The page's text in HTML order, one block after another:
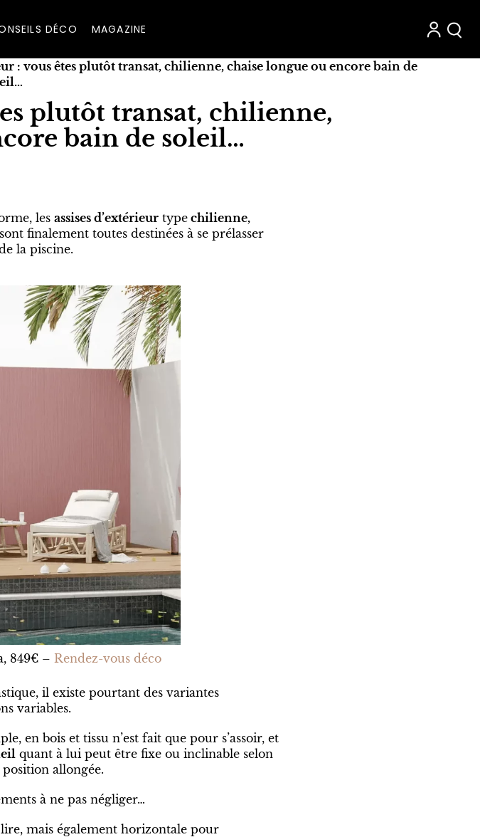
DÉCO MAGAZINE
: vous êtes plutôt transat, chilienne, chaise longue ou encore bain de
plutôt transat, chilienne,
bain de soleil…
les assises d’extérieur type chilienne,
sont finalement toutes destinées à se prélasser
la piscine.
849€ – Rendez-vous déco
il existe pourtant des variantes
variables.
en bois et tissu n’est fait que pour s’assoir, et
quant à lui peut être fixe ou inclinable selon
allongée.
à ne pas négliger…
mais également horizontale pour